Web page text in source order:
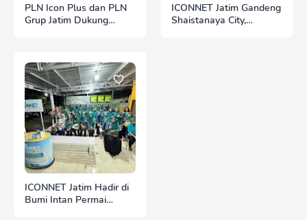
PLN Icon Plus dan PLN
Grup Jatim Dukung
ICONNET Jatim Gandeng
Shaistanaya City,
ICONNET Jatim Hadir di
Bumi Intan Permai